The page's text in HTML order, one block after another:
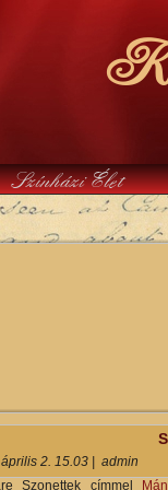
Színházi Élet
2. 15.03
admin
Szonettek címmel